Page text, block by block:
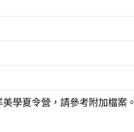
學夏令營，請參考附加檔案。